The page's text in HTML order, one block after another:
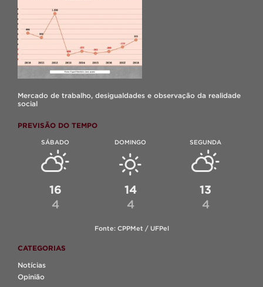
Mercado de trabalho, desigualdades e observação da realidade
social
PREVISÃO DO TEMPO
SÁBADO
16
4
DOMINGO
14
4
SEGUNDA
13
4
Fonte: CPPMet / UFPel
CATEGORIAS
Notícias
Opinião